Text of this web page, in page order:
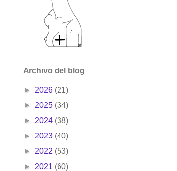
Archivo del blog
► 2026 (21)
► 2025 (34)
► 2024 (38)
► 2023 (40)
► 2022 (53)
► 2021 (60)